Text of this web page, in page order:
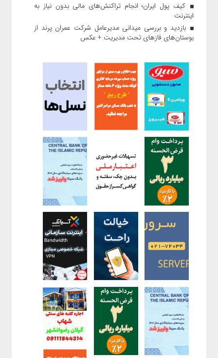
کیف پول ایران؛ انجام تراکنش‌های مالی بدون نیاز به
اینترنت
بازدید و بررسی میدانی مدیرعامل شرکت عمران پرند از
بوستان‌های فازهای تحت مدیریت + عکس